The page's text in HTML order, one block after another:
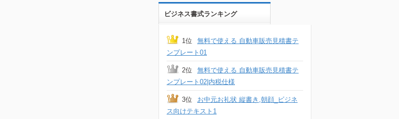
ビジネス書式ランキング
1位
無料で使える 自動車販売見積書テ
ンプレート01
2位
無料で使える 自動車販売見積書テ
ンプレート02|内税仕様
3位
お中元お礼状 縦書き,朝顔_ビジネ
ス向けテキスト1